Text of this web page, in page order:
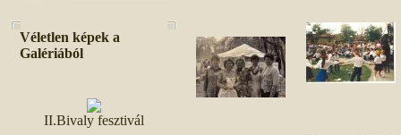
Véletlen képek a
Galériából
II.Bivaly fesztivál